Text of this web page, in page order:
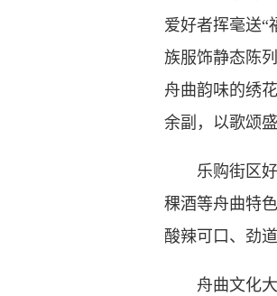
爱好者挥毫送“
族服饰静态陈
舟曲韵味的绣
余副，以歌颂
乐购街区好
稞酒等舟曲特
酸辣可口、劲
舟曲文化大